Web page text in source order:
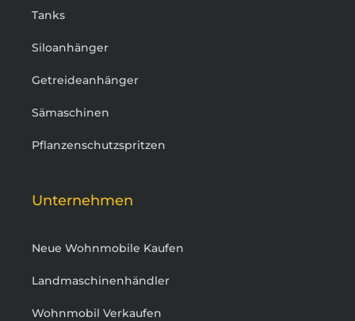
Tanks
Siloanhänger
Getreideanhänger
Sämaschinen
Pflanzenschutzspritzen
Unternehmen
Neue Wohnmobile Kaufen
Landmaschinenhändler
Wohnmobil Verkaufen